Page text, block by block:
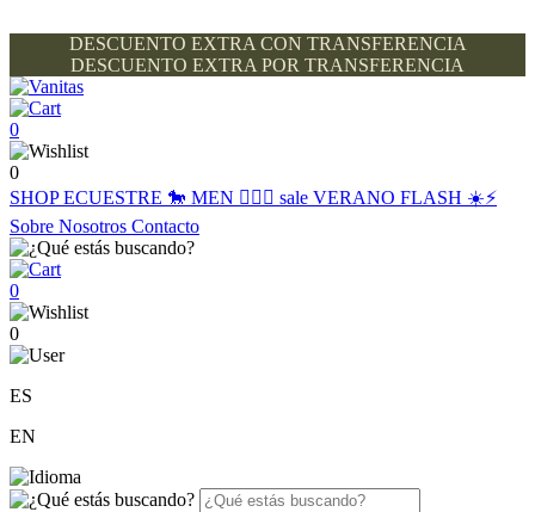
DESCUENTO EXTRA CON TRANSFERENCIA
DESCUENTO EXTRA POR TRANSFERENCIA
0
0
SHOPECUESTRE 🐎 MEN 🙋🏽‍♂️ sale VERANO FLASH ☀️⚡️
Sobre Nosotros Contacto
0
0
ES
EN